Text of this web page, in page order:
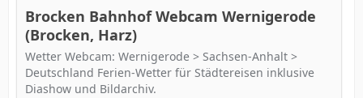
Brocken Bahnhof Webcam Wernigerode
(Brocken, Harz)
Wetter Webcam: Wernigerode > Sachsen-Anhalt >
Deutschland Ferien-Wetter für Städtereisen inklusive
Diashow und Bildarchiv.